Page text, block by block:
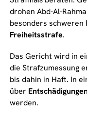
drohen Abd-Al-
besonders schweren
Freiheitsstrafe.
Das Gericht wird in
die Strafzumessung
bis dahin in Haft. In
über
werden.